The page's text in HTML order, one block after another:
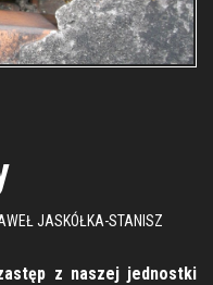
JASKÓŁKA-STANISZ
z naszej jednostki